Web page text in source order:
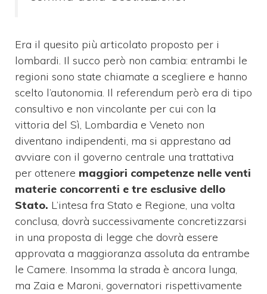
Era il quesito più articolato proposto per i
lombardi. Il succo però non cambia: entrambi le
regioni sono state chiamate a scegliere e hanno
scelto l’autonomia. Il referendum però era di tipo
consultivo e non vincolante per cui con la
vittoria del Sì, Lombardia e Veneto non
diventano indipendenti, ma si apprestano ad
avviare con il governo centrale una trattativa
per ottenere maggiori competenze nelle venti
materie concorrenti e tre esclusive dello
Stato. L’intesa fra Stato e Regione, una volta
conclusa, dovrà successivamente concretizzarsi
in una proposta di legge che dovrà essere
approvata a maggioranza assoluta da entrambe
le Camere. Insomma la strada è ancora lunga,
ma Zaia e Maroni, governatori rispettivamente